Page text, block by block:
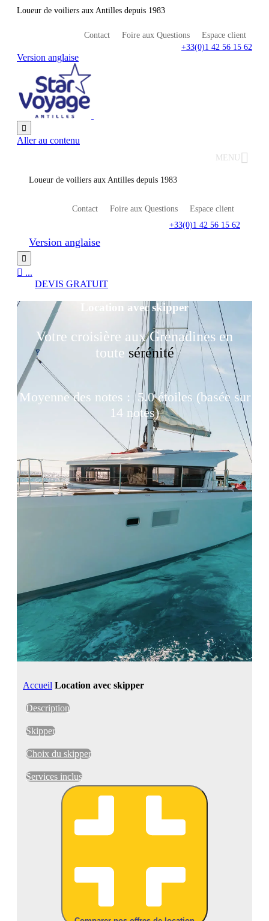
Loueur de voiliers aux Antilles depuis 1983
Contact Foire aux Questions
Espace client
+33(0)1 42 56 15 62
Version anglaise

Aller au contenu
MENU
Loueur de voiliers aux Antilles depuis 1983
Contact Foire aux Questions
Espace client
+33(0)1 42 56 15 62
Version anglaise

 ...
DEVIS GRATUIT
Location avec skipper
Votre croisière aux Grenadines en
toute sérénité
Moyenne des notes : 5.0 étoiles (basée sur
14 notes)
Accueil Location avec skipper
Description
Skipper
Choix du skipper
Services inclus